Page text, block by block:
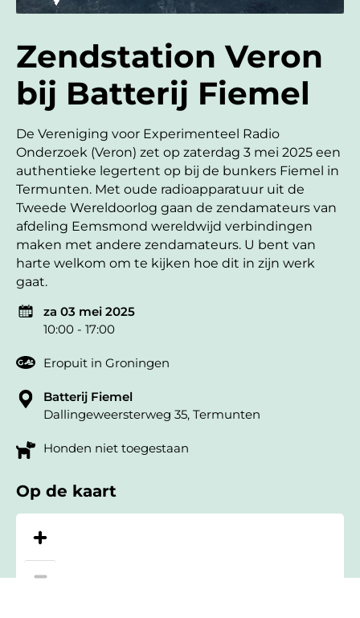
Zendstation Veron
bij Batterij Fiemel
De Vereniging voor Experimenteel Radio
Onderzoek (Veron) zet op zaterdag 3 mei 2025 een
authentieke legertent op bij de bunkers Fiemel in
Termunten. Met oude radioapparatuur uit de
Tweede Wereldoorlog gaan de zendamateurs van
afdeling Eemsmond wereldwijd verbindingen
maken met andere zendamateurs. U bent van
harte welkom om te kijken hoe dit in zijn werk
gaat.
za 03 mei 2025
10:00 - 17:00
Eropuit in Groningen
Batterij Fiemel
Dallingeweersterweg 35, Termunten
Honden niet toegestaan
Op de kaart